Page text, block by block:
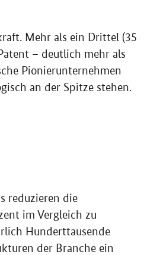
Mehr als ein Drittel (35
– deutlich mehr als
Pionierunternehmen
an der Spitze stehen.
reduzieren die
im Vergleich zu
Hunderttausende
der Branche ein